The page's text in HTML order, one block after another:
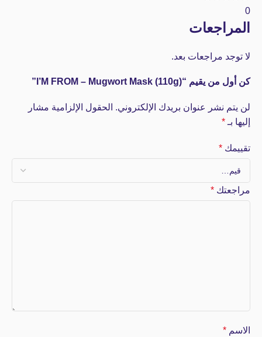
0
المراجعات
لا توجد مراجعات بعد.
كن أول من يقيم “I’M FROM – Mugwort Mask (110g)”
لن يتم نشر عنوان بريدك الإلكتروني. الحقول الإلزامية مشار
إليها بـ *
تقييمك *
مراجعتك *
الاسم *